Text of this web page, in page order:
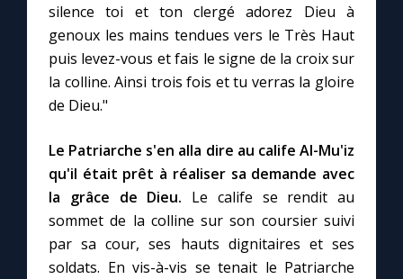
silence toi et ton clergé adorez Dieu à
genoux les mains tendues vers le Très Haut
puis levez-vous et fais le signe de la croix sur
la colline. Ainsi trois fois et tu verras la gloire
de Dieu."
Le Patriarche s'en alla dire au calife Al-Mu'iz
qu'il était prêt à réaliser sa demande avec
la grâce de Dieu. Le calife se rendit au
sommet de la colline sur son coursier suivi
par sa cour, ses hauts dignitaires et ses
soldats. En vis-à-vis se tenait le Patriarche